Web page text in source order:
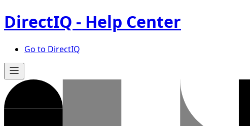
DirectIQ - Help Center
Go to DirectIQ